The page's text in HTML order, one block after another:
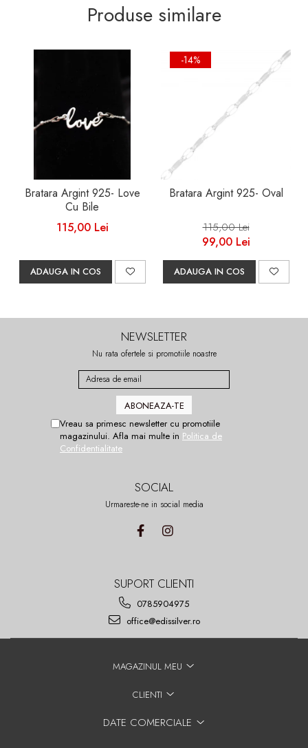
Produse similare
Bratara Argint 925- Love
Cu Bile
115,00 Lei
ADAUGA IN COS
-14%
Bratara Argint 925- Oval
115,00 Lei
99,00 Lei
ADAUGA IN COS
NEWSLETTER
Nu rata ofertele si promotiile noastre
Vreau sa primesc newsletter cu promotiile
magazinului. Afla mai multe in Politica de
Confidentialitate
SOCIAL
Urmareste-ne in social media
SUPORT CLIENTI
0785904975
office@edissilver.ro
MAGAZINUL MEU
CLIENTI
DATE COMERCIALE